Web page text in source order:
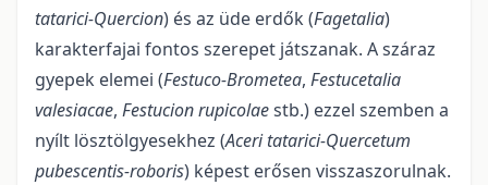
tatarici-Quercion) és az üde erdők (Fagetalia)
karakterfajai fontos szerepet játszanak. A száraz
gyepek elemei (Festuco-Brometea, Festucetalia
valesiacae, Festucion rupicolaestb.) ezzel szem­ben a
nyílt lösztölgyesek­hez (Aceri tatarici-Quercetum
pubescentis-roboris) képest erősen visszaszorul­nak.